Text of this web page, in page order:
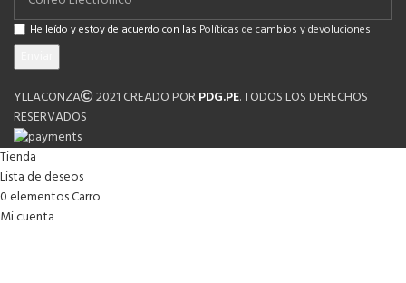
He leído y estoy de acuerdo con las Políticas de cambios y devoluciones
YLLACONZA 2021 CREADO PORPDG.PE. TODOS LOS DERECHOS
RESERVADOS
Tienda
Lista de deseos
0elementosCarro
Mi cuenta